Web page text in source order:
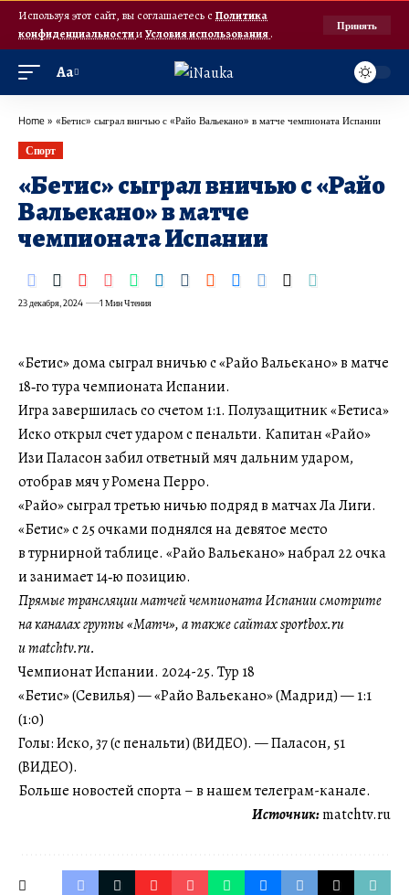
Используя этот сайт, вы соглашаетесь с Политика
конфиденциальностииУсловия использования.
Принять
Аа
Home » «Бетис» сыграл вничью с «Райо Вальекано» в матче чемпионата Испании
Спорт
«Бетис» сыграл вничью с «Райо
Вальекано» в матче
чемпионата Испании
23 декабря, 2024 1 Мин Чтения
«Бетис» дома сыграл вничью с «Райо Вальекано» в матче
18‑го тура чемпионата Испании.
Игра завершилась со счетом 1:1. Полузащитник «Бетиса»
Иско открыл счет ударом с пенальти. Капитан «Райо»
Изи Паласон забил ответный мяч дальним ударом,
отобрав мяч у Ромена Перро.
«Райо» сыграл третью ничью подряд в матчах Ла Лиги.
«Бетис» с 25 очками поднялся на девятое место
в турнирной таблице. «Райо Вальекано» набрал 22 очка
и занимает 14‑ю позицию.
Прямые трансляции матчей чемпионата Испании смотрите
на каналах группы «Матч», а также сайтах sportbox.ru
и matchtv.ru.
Чемпионат Испании. 2024-25. Тур 18
«Бетис» (Севилья) — «Райо Вальекано» (Мадрид) — 1:1
(1:0)
Голы: Иско, 37 (с пенальти) (ВИДЕО). — Паласон, 51
(ВИДЕО).
Больше новостей спорта – в нашем телеграм-канале.
Источник:matchtv.ru